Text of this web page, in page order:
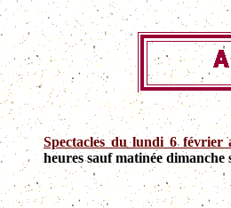
Spectacles du lundi 6 février
heures sauf matinée dimanche